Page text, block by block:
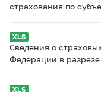
страхования по
Сведения о
Федерации в